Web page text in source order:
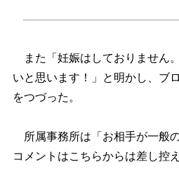
また「妊娠はしておりません
いと思います！」と明かし、ブ
をつづった。
所属事務所は「お相手が一般
コメントはこちらからは差し控